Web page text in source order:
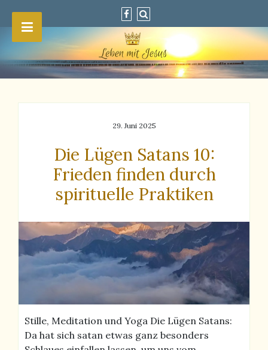
29. Juni 2025
Die Lügen Satans 10:
Frieden finden durch
spirituelle Praktiken
Stille, Meditation und Yoga Die Lügen Satans:
Da hat sich satan etwas ganz besonders